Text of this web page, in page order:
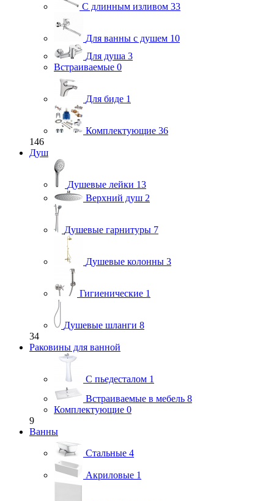
С длинным изливом 33
Для ванны с душем 10
Для душа 3
Встраиваемые 0
Для биде 1
Комплектующие 36
146
Душ
Душевые лейки 13
Верхний душ 2
Душевые гарнитуры 7
Душевые колонны 3
Гигиенические 1
Душевые шланги 8
34
Раковины для ванной
С пьедесталом 1
Встраиваемые в мебель 8
Комплектующие 0
9
Ванны
Стальные 4
Акриловые 1